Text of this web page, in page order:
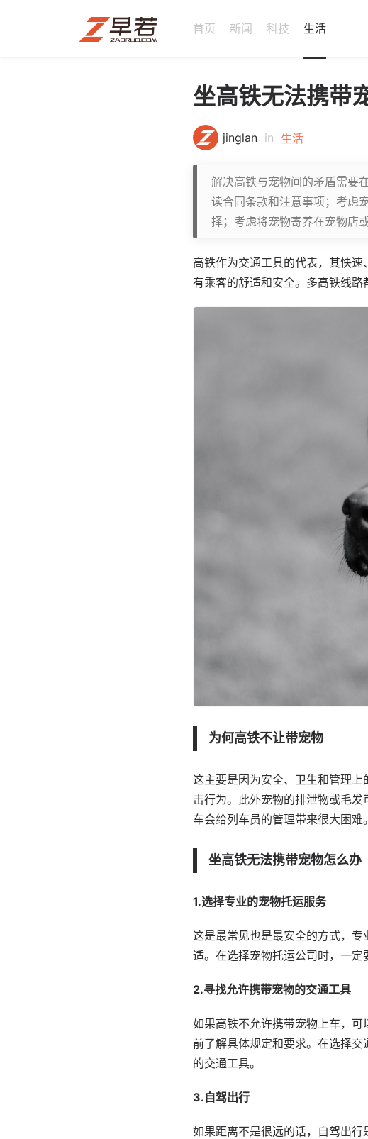
首页 新闻 科技 生活
坐高铁无法携带
jinglan in 生活
解决高铁与宠物间的矛盾需要
读合同条款和注意事项；考虑
择；考虑将宠物寄养在宠物店
高铁作为交通工具的代表，其快
有乘客的舒适和安全。多高铁线路
为何高铁不让带宠物
这主要是因为安全、卫生和管理
击行为。此外宠物的排泄物或毛
车会给列车员的管理带来很大困难。
坐高铁无法携带宠物怎么办
1.选择专业的宠物托运服务
这是最常见也是最安全的方式，
适。在选择宠物托运公司时，一定
2.寻找允许携带宠物的交通工具
如果高铁不允许携带宠物上车，
前了解具体规定和要求。在选择
的交通工具。
3.自驾出行
如果距离不是很远的话，自驾出